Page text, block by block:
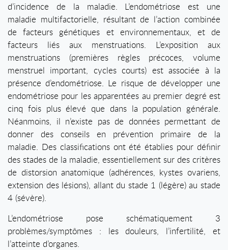
d’incidence de la maladie. L’endométriose est une
maladie multifactorielle, résultant de l’action combinée
de facteurs génétiques et environnementaux, et de
facteurs liés aux menstruations. L’exposition aux
menstruations (premières règles précoces, volume
menstruel important, cycles courts) est associée à la
présence d’endométriose. Le risque de développer une
endométriose pour les apparentées au premier degré est
cinq fois plus élevé que dans la population générale.
Néanmoins, il n’existe pas de données permettant de
donner des conseils en prévention primaire de la
maladie. Des classifications ont été établies pour définir
des stades de la maladie, essentiellement sur des critères
de distorsion anatomique (adhérences, kystes ovariens,
extension des lésions), allant du stade 1 (légère) au stade
4 (sévère).
L’endométriose pose schématiquement 3
problèmes/symptômes : les douleurs, l’infertilité, et
l’atteinte d’organes.